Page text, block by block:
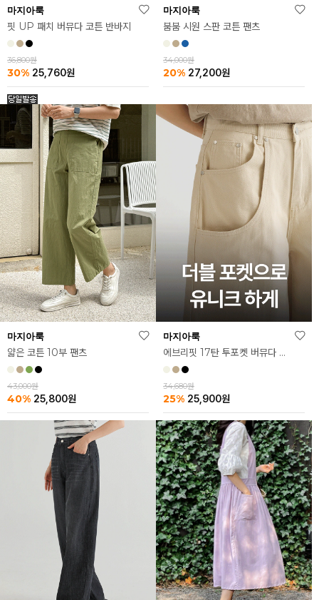
마지아룩
핏 UP 패치 버뮤다 코튼 반바지
36,800원
30% 25,760원
마지아룩
붐붐 시원 스판 코튼 팬츠
34,000원
20% 27,200원
마지아룩
얇은 코튼 10부 팬츠
43,000원
40% 25,800원
마지아룩
에브리핏 17탄 투포켓 버뮤다 팬츠
34,680원
25% 25,900원